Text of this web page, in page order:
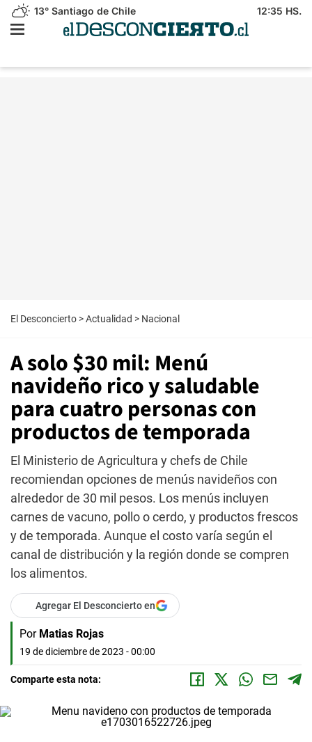
13° Santiago de Chile 12:35 HS.
El Desconcierto >Actualidad > Nacional
A solo $30 mil: Menú
navideño rico y saludable
para cuatro personas con
productos de temporada
El Ministerio de Agricultura y chefs de Chile
recomiendan opciones de menús navideños con
alrededor de 30 mil pesos. Los menús incluyen
carnes de vacuno, pollo o cerdo, y productos frescos
y de temporada. Aunque el costo varía según el
canal de distribución y la región donde se compren
los alimentos.
Agregar El Desconcierto en
Por Matias Rojas
19 de diciembre de 2023 - 00:00
Comparte esta nota: